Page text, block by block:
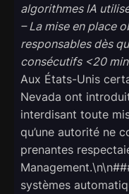
algorithmes IA
– La mise en place
responsables dès
consécutifs <20
Aux États-Unis
Nevada ont
interdisant toute
qu’une autorité ne
prenantes
systèmes